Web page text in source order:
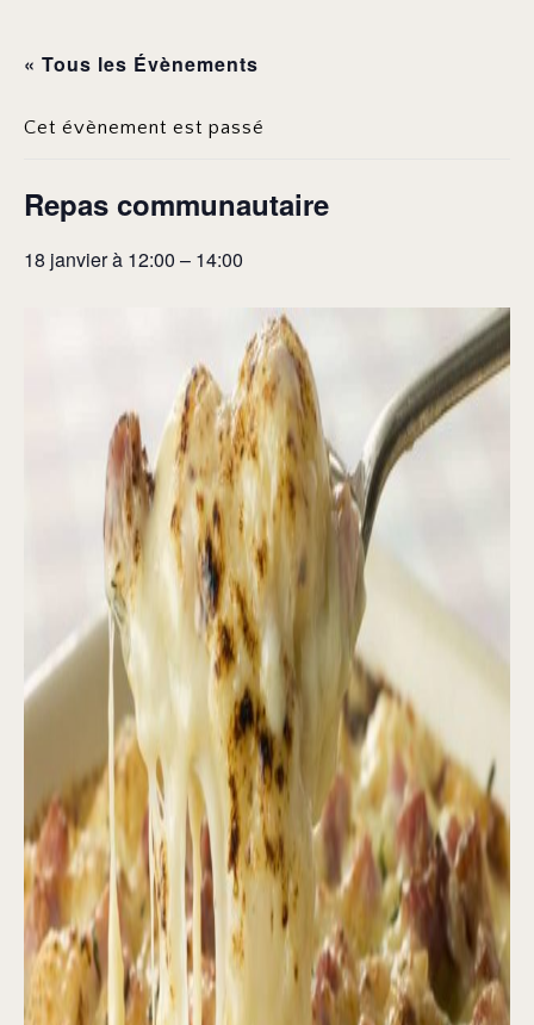
« Tous les Évènements
Cet évènement est passé
Repas communautaire
18 janvier à 12:00 – 14:00